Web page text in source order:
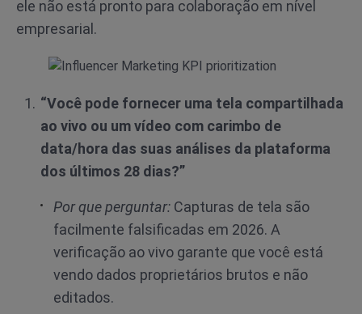
ele não está pronto para colaboração em nível
empresarial.
“Você pode fornecer uma tela compartilhada
ao vivo ou um vídeo com carimbo de
data/hora das suas análises da plataforma
dos últimos 28 dias?”
Por que perguntar: Capturas de tela são
facilmente falsificadas em 2026. A
verificação ao vivo garante que você está
vendo dados proprietários brutos e não
editados.